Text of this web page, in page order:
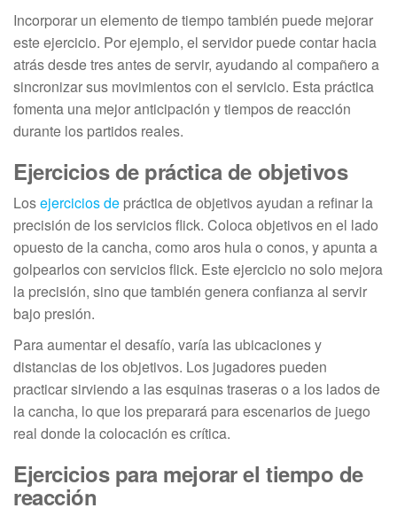
Incorporar un elemento de tiempo también puede mejorar
este ejercicio. Por ejemplo, el servidor puede contar hacia
atrás desde tres antes de servir, ayudando al compañero a
sincronizar sus movimientos con el servicio. Esta práctica
fomenta una mejor anticipación y tiempos de reacción
durante los partidos reales.
Ejercicios de práctica de objetivos
Losejercicios de práctica de objetivos ayudan a refinar la
precisión de los servicios flick. Coloca objetivos en el lado
opuesto de la cancha, como aros hula o conos, y apunta a
golpearlos con servicios flick. Este ejercicio no solo mejora
la precisión, sino que también genera confianza al servir
bajo presión.
Para aumentar el desafío, varía las ubicaciones y
distancias de los objetivos. Los jugadores pueden
practicar sirviendo a las esquinas traseras o a los lados de
la cancha, lo que los preparará para escenarios de juego
real donde la colocación es crítica.
Ejercicios para mejorar el tiempo de
reacción